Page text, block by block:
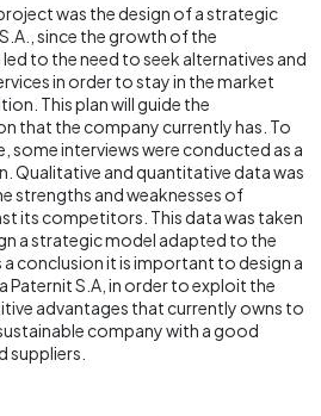
was the design of a strategic
since the growth of the
to the need to seek alternatives and
in order to stay in the market
This plan will guide the
that the company currently has. To
some interviews were conducted as a
Qualitative and quantitative data was
strengths and weaknesses of
its competitors. This data was taken
a strategic model adapted to the
conclusion it is important to design a
Paternit S.A, in order to exploit the
advantages that currently owns to
company with a good
suppliers.